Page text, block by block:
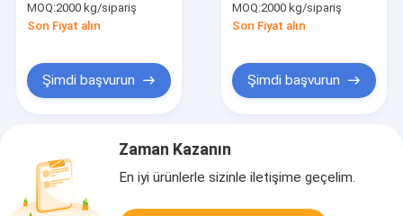
MOQ:2000 kg/sipariş
Son Fiyat alın
Şimdi başvurun
1220*1830mm
MOQ:2000 kg/sipariş
Son Fiyat alın
Şimdi başvurun
Zaman Kazanın
En iyi ürünlerle sizinle iletişime geçelim.